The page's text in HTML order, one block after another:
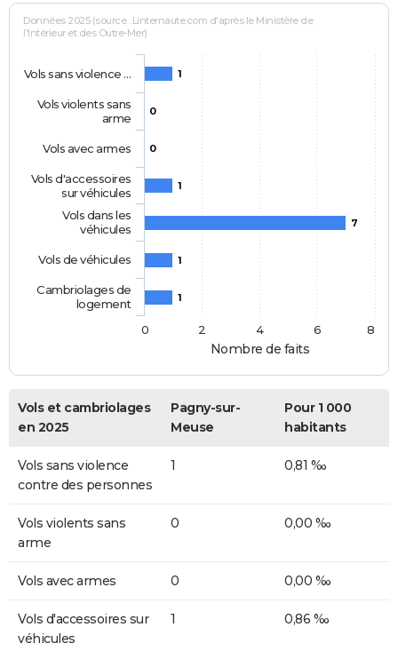
Nombre de faits
Données 2025 (source : Linternaute.com d'après le Ministère de
l'Intérieur et des Outre-Mer)
1
0
0
1
7
1
1
Vols sans violence …
Vols violents sans
arme
Vols avec armes
Vols d'accessoires
sur véhicules
Vols dans les
véhicules
Vols de véhicules
Cambriolages de
logement
0
2 4 6 8
Vols et cambriolages
en 2025
Pagny-sur-
Meuse
Pour 1 000
habitants
Vols sans violence
contre des personnes
1 0,81 ‰
Vols violents sans
arme
0 0,00 ‰
Vols avec armes 0 0,00 ‰
Vols d'accessoires sur
véhicules
1 0,86 ‰